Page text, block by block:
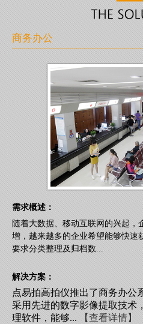
商务办公
需求概述：
随着大数据、移动互联网的兴起，
增，越来越多的企业希望能够快速
要求分类整理及归档数...
解决方案：
点易拍高拍仪推出了商务办公
采用先进的数字影像提取技术
理软件，能够...【查看详情】